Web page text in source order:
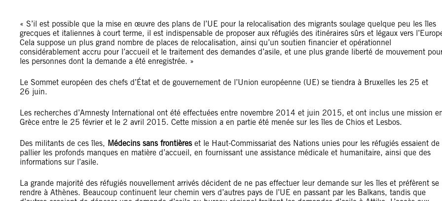
« S’il est possible que la mise en œuvre des plans de l’UE pour la relocalisation des migrants soulage quelque peu les îles
grecques et italiennes à court terme, il est indispensable de proposer aux réfugiés des itinéraires sûrs et légaux vers
Cela suppose un plus grand nombre de places de relocalisation, ainsi qu’un soutien financier et opérationnel
considérablement accru pour l’accueil et le traitement des demandes d’asile, et une plus grande liberté de mouvement
les personnes dont la demande a été enregistrée. »
Le Sommet européen des chefs d’État et de gouvernement de l’Union européenne (UE) se tiendra à Bruxelles les 25 et
26 juin.
Les recherches d’Amnesty International ont été effectuées entre novembre 2014 et juin 2015, et ont inclus une mission
Grèce entre le 25 février et le 2 avril 2015. Cette mission a en partie été menée sur les îles de Chios et Lesbos.
Des militants de ces îles, Médecins sans frontières et le Haut-Commissariat des Nations unies pour les réfugiés essaient de
pallier les profonds manques en matière d’accueil, en fournissant une assistance médicale et humanitaire, ainsi que des
informations sur l’asile.
La grande majorité des réfugiés nouvellement arrivés décident de ne pas effectuer leur demande sur les îles et préfèrent se
rendre à Athènes. Beaucoup continuent leur chemin vers d’autres pays de l’UE en passant par les Balkans, tandis que